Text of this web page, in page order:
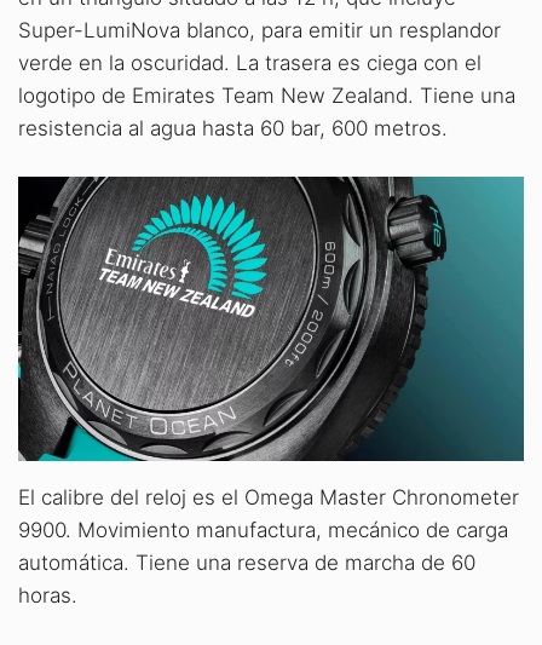
Super-LumiNova blanco, para emitir un resplandor
verde en la oscuridad. La trasera es ciega con el
logotipo de Emirates Team New Zealand. Tiene una
resistencia al agua hasta 60 bar, 600 metros.
El calibre del reloj es el Omega Master Chronometer
9900. Movimiento manufactura, mecánico de carga
automática. Tiene una reserva de marcha de 60
horas.